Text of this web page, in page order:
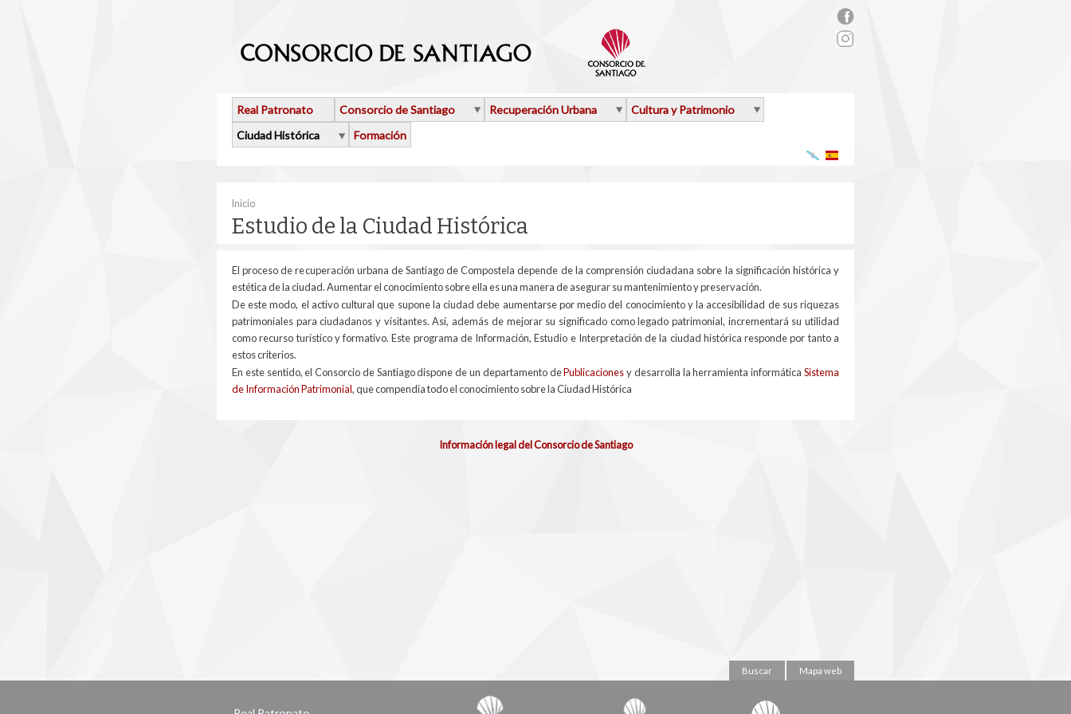
rs_facebook.png
Real Patronato Consorcio de Santiago Recuperación Urbana
Cultura y Patrimonio
Ciudad Histórica
Formación
Se encuentra usted aquí
Inicio
Estudio de la Ciudad Histórica
El proceso de recuperación urbana de Santiago de Compostela depende de la comprensión ciudadana sobre la significación histórica y
estética de la ciudad. Aumentar el conocimiento sobre ella es una manera de asegurar su mantenimiento y preservación.
De este modo, el activo cultural que supone la ciudad debe aumentarse por medio del conocimiento y la accesibilidad de sus riquezas
patrimoniales para ciudadanos y visitantes. Así, además de mejorar su significado como legado patrimonial, incrementará su utilidad
como recurso turístico y formativo. Este programa de Información, Estudio e Interpretación de la ciudad histórica responde por tanto a
estos criterios.
En este sentido, el Consorcio de Santiago dispone de un departamento dePublicacionesy desarrolla la herramienta informáticaSistema
de Información Patrimonial, que compendia todo el conocimiento sobre la Ciudad Histórica
Información legal del Consorcio de Santiago
Buscar Mapa web